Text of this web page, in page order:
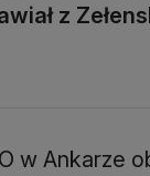
z
w Ankarze